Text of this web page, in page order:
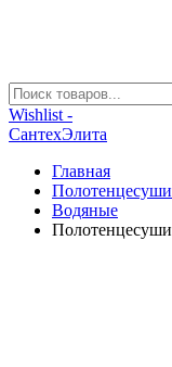
Wishlist -
СантехЭлита
Главная
Водяные